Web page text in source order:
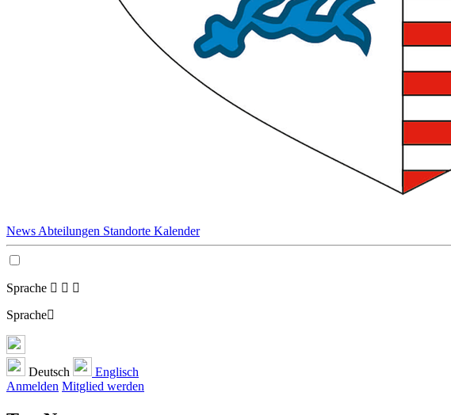
News Abteilungen Standorte Kalender
Sprache
Sprache
Deutsch
Englisch
Anmelden Mitglied werden